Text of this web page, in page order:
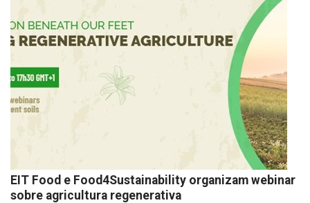
EIT Food e Food4Sustainability organizam webinar
sobre agricultura regenerativa